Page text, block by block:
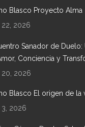
Blasco Proyecto Alma
2026
Sanador de Duelo:
Conciencia y
20, 2026
Blasco El origen de la
2026